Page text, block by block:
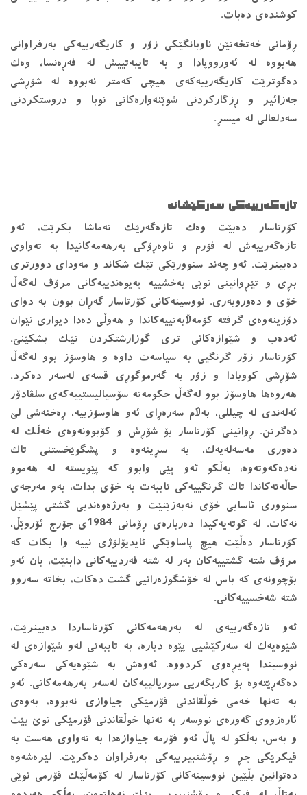
كوشندەی دەبات.
ڕۆمانی خەتخەتێن ناوبانگێكی زۆر و كاریگەرییەكی بەرفراوانی
هەبووە لە ئەورووپادا و بە تایبەتییش لە فەڕەنسا، وەك
دەگوترێت كاریگەرییەكەی هیچی كەمتر نەبووە لە شۆڕشی
جەزائیر و ڕزگاركردنی شوێنەوارەكانی نوبا و دروستكردنی
سەدلعالی لە میسڕ.
تازەگەرییەكی سەركێشانە
كۆرتاسار دەبێت وەك تازەگەرێك تەماشا بكرێت، ئەو
تازەگەرییەش لە فۆرم و ناوەڕۆكی بەرهەمەكانیدا بە تەواوی
دەبینرێت. ئەو چەند سنوورێكی تێك شكاند و مەودای دوورتری
بڕی و تێڕوانینی نوێی بەخشییە پەیوەندییەكانی مرۆڤ لەگەڵ
خۆی و دەوروبەری. نووسینەكانی كۆرتاسار گەڕان بوون بە دوای
دۆزینەوەی گرفتە كۆمەڵایەتییەكاندا و هەوڵی دەدا دیواری نێوان
ئەدەب و شێوازەكانی تری گوزارشتكردن تێك بشكێنێ.
كۆرتاسار زۆر گرنگیی بە سیاسەت داوە و هاوسۆز بوو لەگەڵ
شۆڕشی كووبادا و زۆر بە گەرموگوڕی قسەی لەسەر دەكرد.
هەروەها هاوسۆز بوو لەگەڵ حكومەتە سۆسیالیستییەکەی سلڤادۆر
ئەلەندی لە چیللی، بەڵام سەرەڕای ئەو هاوسۆزییە، ڕەخنەشی لێ
دەگرتن. ڕوانینی كۆرتاسار بۆ شۆڕش و كۆبوونەوەی خەڵك لە
دەوری مەسەلەیەك، بە سڕینەوە و پشگوێخستنی تاك
نەدەكەوتەوە، بەڵكو ئەو پێی وابوو كە پێویستە لە هەموو
حاڵەتەكاندا تاك گرنگییەكی تایبەت بە خۆی بدات، بەو مەرجەی
سنووری ئاسایی خۆی نەبەزێنێت و بەرژەوەندیی گشتی پێشێل
نەكات. لە گوتەیەكیدا دەربارەی ڕۆمانی 1984ی جۆرج ئۆروێڵ،
كۆرتاسار دەڵێت هیچ پاساوێكی ئایدیۆلۆژی نییە وا بكات كە
مرۆڤ شتە گشتییەكان بەر لە شتە فەردییەكانی دابنێت، یان ئەو
بۆچوونەی كە باس لە خۆشگوزەرانیی گشت دەكات، بخاتە سەروو
شتە شەخسییەكانی.
ئەو تازەگەرییەی لە بەرهەمەكانی كۆرتاساردا دەبینرێت،
شێوەیەك لە سەركێشیی پێوە دیارە، بە تایبەتی لەو شێوازەی لە
نووسیندا پەیڕەوی كردووە. ئەوەش بە شێوەیەكی سەرەكی
دەگەڕێتەوە بۆ كاریگەریی سوریالییەكان لەسەر بەرهەمەكانی. ئەو
بە تەنها خەمی خوڵقاندنی فۆرمێكی جیاوازی نەبووە، بەوەی
ئارەزووی گەورەی نووسەر بە تەنها خوڵقاندنی فۆرمێكی نوێ بێت
و بەس، بەڵكو لە پاڵ ئەو فۆرمە جیاوازەدا بە تەواوی هەست بە
فیكرێكی چڕ و ڕۆشنبیرییەكی بەرفراوان دەكرێت. لێرەشەوە
دەتوانین بڵێین نووسینەكانی كۆرتاسار لە كۆمەڵێك فۆرمی نوێی